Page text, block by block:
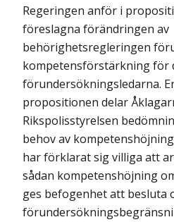
Regeringen anför i
föreslagna förändringen av
behörighetsregleringen
kompetensförstärkning för
förundersökningsledarna.
propositionen delar
Rikspolisstyrelsen
behov av
har förklarat sig villiga att
sådan kompetenshöjning
ges befogenhet att besluta